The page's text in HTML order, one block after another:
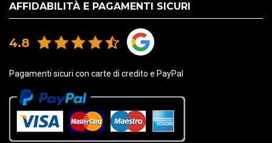
AFFIDABILITÀ E PAGAMENTI SICURI
4.8
Pagamenti sicuri con carte di credito e PayPal